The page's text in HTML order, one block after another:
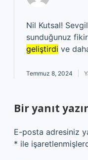
Nil Kutsal!
sunduğunuz
geliştirdi ve
Temmuz 8, 2024
Bir yanıt
E-posta adresiniz
* ile